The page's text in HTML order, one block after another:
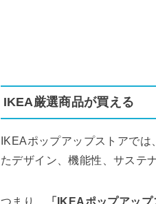
IKEA厳選商品が買える
IKEAポップアップストアで
たデザイン、機能性、サステ